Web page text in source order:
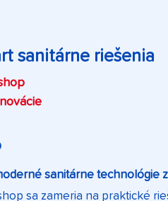
sanitárne riešenia
sanitárne technológie
sa zameria na praktické